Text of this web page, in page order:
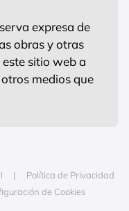
expresa de
obras y otras
este sitio web a
medios que
Política de Privacidad
de Cookies